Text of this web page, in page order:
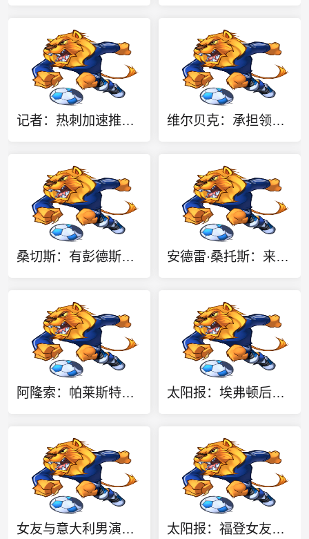
记者：热刺加速推进萨维尼奥转会，球员也倾向于加盟 维尔贝克：承担领导角色对我而言水到渠成 我不怎么喜欢力量训练
桑切斯：有彭德斯是好事这种竞争非常棒 阿隆索让事情变得简单 安德雷·桑托斯：来到曼联后这里就像我的家，我内心格外开心
阿隆索：帕莱斯特拉每场都在变得更好，他的球风非常灵活多变 太阳报：埃弗顿后卫迈克尔·基恩挂牌出售价值330万镑的豪宅
女友与意大利男演员聊天，哈兰德上演“吃醋”戏码：别靠那么近 太阳报：福登女友在二手平台出售英格兰世界杯球衣，标价70英镑